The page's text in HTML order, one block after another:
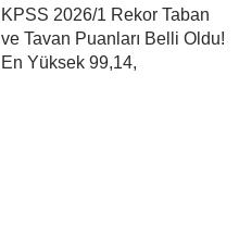
KPSS 2026/1 Rekor Taban
ve Tavan Puanları Belli Oldu!
En Yüksek 99,14,